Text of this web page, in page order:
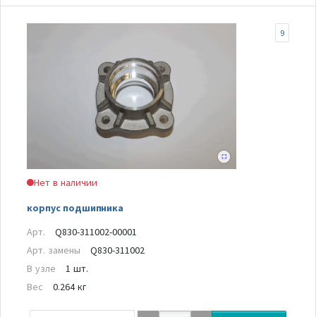
Нет в наличии
корпус подшипника
9
Арт.
Q830-311002-00001
Арт. замены
Q830-311002
В узле
1 шт.
Вес
0.264 кг